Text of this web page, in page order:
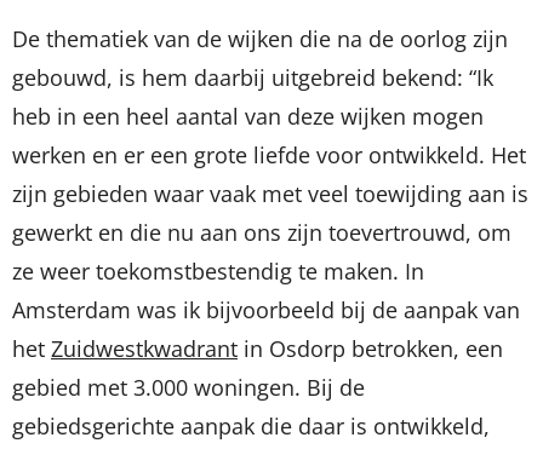
De thematiek van de wijken die na de oorlog zijn
gebouwd, is hem daarbij uitgebreid bekend: “Ik
heb in een heel aantal van deze wijken mogen
werken en er een grote liefde voor ontwikkeld. Het
zijn gebieden waar vaak met veel toewijding aan is
gewerkt en die nu aan ons zijn toevertrouwd, om
ze weer toekomstbestendig te maken. In
Amsterdam was ik bijvoorbeeld bij de aanpak van
het Zuidwestkwadrant in Osdorp betrokken, een
gebied met 3.000 woningen. Bij de
gebiedsgerichte aanpak die daar is ontwikkeld,